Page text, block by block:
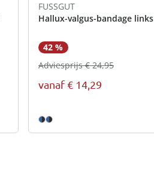
FUSSGUT
Hallux-valgus-bandage links
42 %
vanaf€ 14,29
Adviesprijs € 24,95